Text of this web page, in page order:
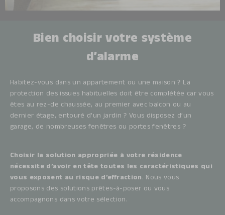
Bien choisir votre système
d’alarme
Habitez-vous dans un appartement ou une maison ? La
protection des issues habituelles doit être complétée car vous
êtes au rez-de chaussée, au premier avec balcon ou au
dernier étage, entouré d’un jardin ? Vous disposez d’un
garage, de nombreuses fenêtres ou portes fenêtres ?
Choisir la solution appropriée à votre résidence
nécessite d’avoir en tête toutes les caractéristiques qui
vous exposent au risque d’effraction. Nous vous
proposons des solutions prêtes-à-poser ou vous
accompagnons dans votre sélection.